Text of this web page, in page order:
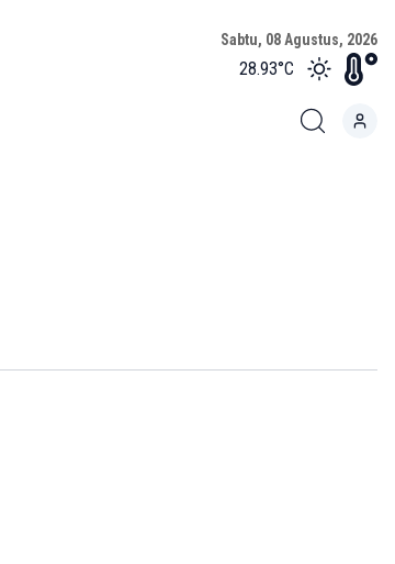
Sabtu, 08 Agustus, 2026
28.93°C